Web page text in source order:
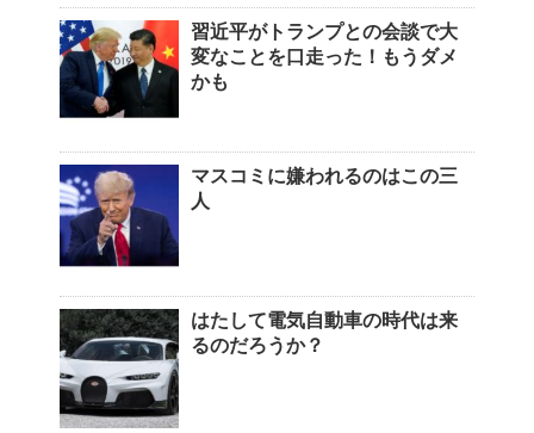
習近平がトランプとの会談で大
変なことを口走った！もうダメ
かも
マスコミに嫌われるのはこの三
人
はたして電気自動車の時代は来
るのだろうか？